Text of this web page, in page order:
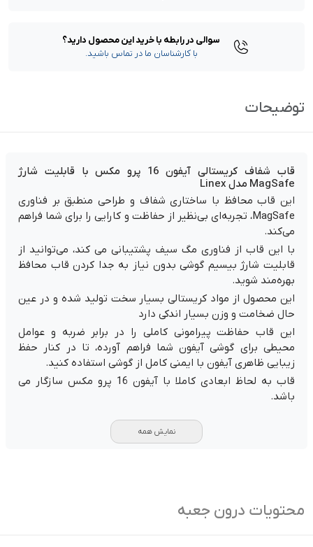
سوالی در رابطه با خرید این محصول دارید؟
با کارشناسان ما در تماس باشید.
توضیحات
قاب شفاف کریستالی آیفون 16 پرو مکس با قابلیت شارژ
MagSafe مدل Linex
این قاب محافظ با ساختاری شفاف و طراحی منطبق بر فناوری
MagSafe، تجربه‌ای بی‌نظیر از حفاظت و کارایی را برای شما فراهم
می‌کند.
با این قاب از فناوری مگ سیف پشتیبانی می کند، می‌توانید از
قابلیت شارژ بیسیم گوشی بدون نیاز به جدا کردن قاب محافظ
بهره‌مند شوید.
این محصول از مواد کریستالی بسیار سخت تولید شده و در عین
حال ضخامت و وزن بسیار اندکی دارد
این قاب حفاظت پیرامونی کاملی را در برابر ضربه و عوامل
محیطی برای گوشی آیفون شما فراهم آورده، تا در کنار حفظ
زیبایی ظاهری آیفون با ایمنی کامل از گوشی استفاده کنید.
قاب به لحاظ ابعادی کاملا با آیفون 16 پرو مکس سازگار می
باشد.
نمایش همه
محتویات درون جعبه